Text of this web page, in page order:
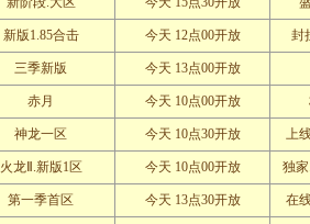
新版1.85合击 今天 12点00开放 封
三季新版 今天 13点00开放
赤月 今天 10点00开放
神龙一区 今天 10点30开放 上
火龙Ⅱ.新版1区 今天 10点00开放 独
第一季首区 今天 13点30开放 在